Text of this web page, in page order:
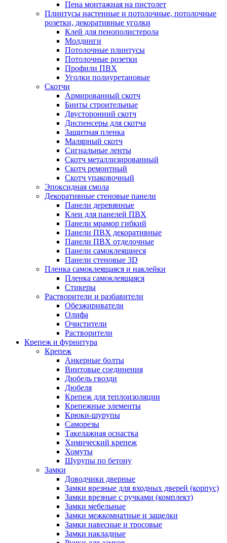
Пена монтажная на пистолет
Плинтусы настенные и потолочные, потолочные
розетки, декоративные уголки
Клей для пенополистерола
Молдинги
Потолочные плинтусы
Потолочные розетки
Профили ПВХ
Уголки полиуретановые
Скотчи
Армированный скотч
Бинты строительные
Двусторонний скотч
Диспенсеры для скотча
Защитная пленка
Малярный скотч
Сигнальные ленты
Скотч металлизированный
Скотч ремонтный
Скотч упаковочный
Эпоксидная смола
Декоративные стеновые панели
Панели деревянные
Клеи для панелей ПВХ
Панели мрамор гибкий
Панели ПВХ декоративные
Панели ПВХ отделочные
Панели самоклеящиеся
Панели стеновые 3D
Пленка самоклеящаяся и наклейки
Пленка самоклеящаяся
Стикеры
Растворители и разбавители
Обезжириватели
Олифа
Очистители
Растворители
Крепеж и фурнитура
Крепеж
Анкерные болты
Винтовые соединения
Дюбель гвозди
Дюбеля
Крепеж для теплоизоляции
Крепежные элементы
Крюки-шурупы
Саморезы
Такелажная оснастка
Химический крепеж
Хомуты
Шурупы по бетону
Замки
Доводчики дверные
Замки врезные для входных дверей (корпус)
Замки врезные с ручками (комплект)
Замки мебельные
Замки межкомнатные и защелки
Замки навесные и тросовые
Замки накладные